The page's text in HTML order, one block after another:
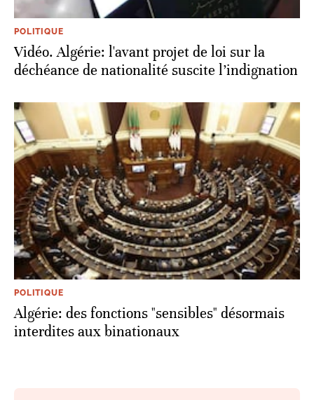
POLITIQUE
Vidéo. Algérie: l'avant projet de loi sur la
déchéance de nationalité suscite l’indignation
POLITIQUE
Algérie: des fonctions "sensibles" désormais
interdites aux binationaux